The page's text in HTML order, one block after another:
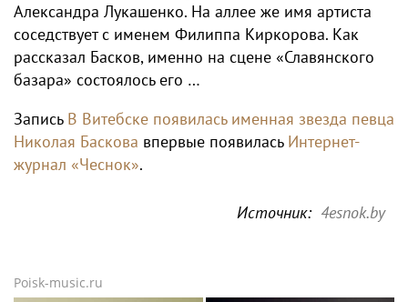
Александра Лукашенко. На аллее же имя артиста
соседствует с именем Филиппа Киркорова. Как
рассказал Басков, именно на сцене «Славянского
базара» состоялось его …
Запись В Витебске появилась именная звезда певца
Николая Баскова впервые появилась Интернет-
журнал «Чеснок».
Источник: 4esnok.by
Poisk-music.ru